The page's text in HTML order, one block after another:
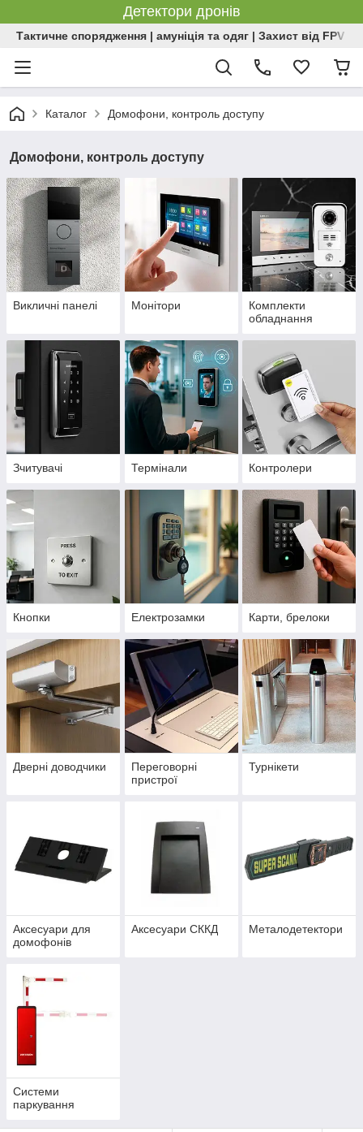
Детектори дронів
Тактичне спорядження | амуніція та одяг | Захист від FPV |
Каталог Домофони, контроль доступу
Домофони, контроль доступу
Викличні панелі Монітори
Комплекти
обладнання
Зчитувачі Термінали Контролери
Кнопки Електрозамки Карти, брелоки
Дверні доводчики
Переговорні
пристрої
Турнікети
Аксесуари для
домофонів
Аксесуари СККД Металодетектори
Системи
паркування